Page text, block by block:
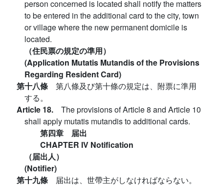
person concerned is located shall notify the matters
to be entered in the additional card to the city, town
or village where the new permanent domicile is
located.
（住民票の規定の準用）
(Application Mutatis Mutandis of the Provisions
Regarding Resident Card)
第十八條 第八條及び第十條の規定は、附票に準用
する。
Article 18. The provisions of Article 8 and Article 10
shall apply mutatis mutandis to additional cards.
第四章 届出
CHAPTER IV Notification
（届出人）
(Notifier)
第十九條 届出は、世帶主がしなければならない。